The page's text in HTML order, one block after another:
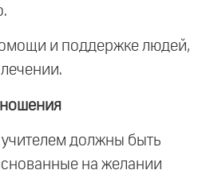
и поддержке людей,
должны быть
на желании